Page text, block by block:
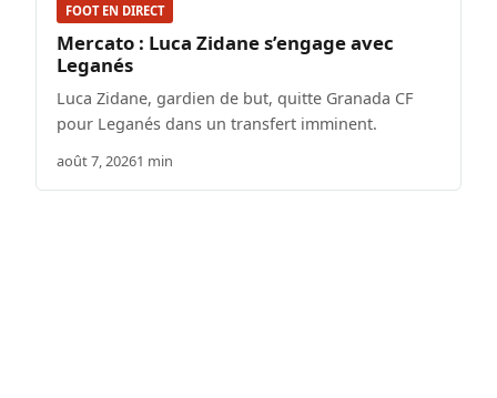
FOOT EN DIRECT
Mercato : Luca Zidane s’engage avec
Leganés
Luca Zidane, gardien de but, quitte Granada CF
pour Leganés dans un transfert imminent.
août 7, 20261 min